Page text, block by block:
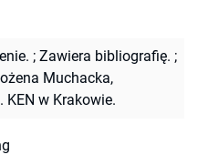
; Zawiera bibliografię. ;
Muchacka,
w Krakowie.